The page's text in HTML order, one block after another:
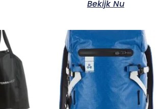
Bekijk Nu